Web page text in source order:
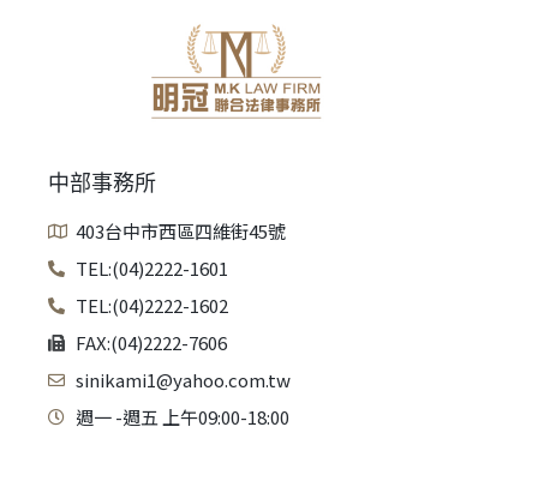
中部事務所
403台中市西區四維街45號
TEL:(04)2222-1601
TEL:(04)2222-1602
FAX:(04)2222-7606
sinikami1@yahoo.com.tw
週一 -週五 上午09:00-18:00